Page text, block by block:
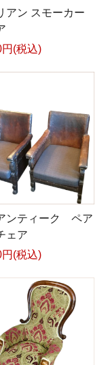
アン スモーカー
(税込)
ンティーク ペア
ェア
(税込)